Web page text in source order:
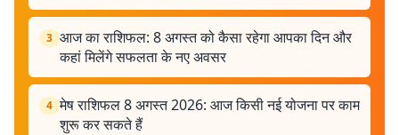
3 आज का राशिफल: 8 अगस्त को कैसा रहेगा आपका दिन और
कहां मिलेंगे सफलता के नए अवसर
4 मेष राशिफल 8 अगस्त 2026: आज किसी नई योजना पर काम
शुरू कर सकते हैं